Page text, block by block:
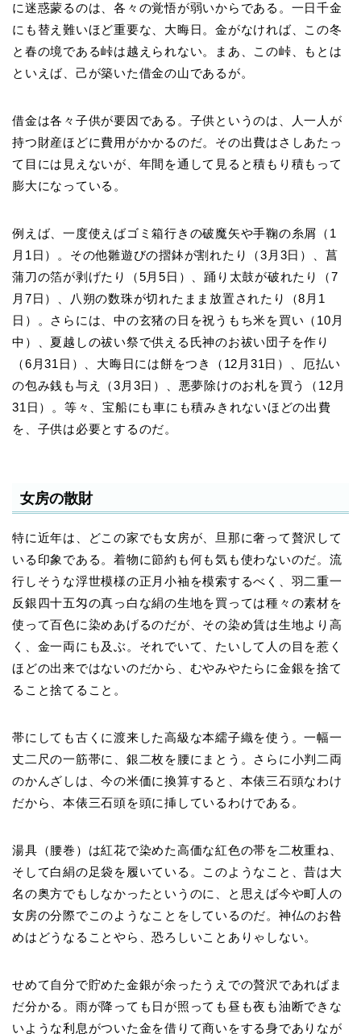
に迷惑蒙るのは、各々の覚悟が弱いからである。一日千金
にも替え難いほど重要な、大晦日。金がなければ、この冬
と春の境である峠は越えられない。まあ、この峠、もとは
といえば、己が築いた借金の山であるが。
借金は各々子供が要因である。子供というのは、人一人が
持つ財産ほどに費用がかかるのだ。その出費はさしあたっ
て目には見えないが、年間を通して見ると積もり積もって
膨大になっている。
例えば、一度使えばゴミ箱行きの破魔矢や手鞠の糸屑（1
月1日）。その他雛遊びの摺鉢が割れたり（3月3日）、菖
蒲刀の箔が剥げたり（5月5日）、踊り太鼓が破れたり（7
月7日）、八朔の数珠が切れたまま放置されたり（8月1
日）。さらには、中の玄猪の日を祝うもち米を買い（10月
中）、夏越しの祓い祭で供える氏神のお祓い団子を作り
（6月31日）、大晦日には餅をつき（12月31日）、厄払い
の包み銭も与え（3月3日）、悪夢除けのお札を買う（12月
31日）。等々、宝船にも車にも積みきれないほどの出費
を、子供は必要とするのだ。
女房の散財
特に近年は、どこの家でも女房が、旦那に奢って贅沢して
いる印象である。着物に節約も何も気も使わないのだ。流
行しそうな浮世模様の正月小袖を模索するべく、羽二重一
反銀四十五匁の真っ白な絹の生地を買っては種々の素材を
使って百色に染めあげるのだが、その染め賃は生地より高
く、金一両にも及ぶ。それでいて、たいして人の目を惹く
ほどの出来ではないのだから、むやみやたらに金銀を捨て
ること捨てること。
帯にしても古くに渡来した高級な本繻子織を使う。一幅一
丈二尺の一筋帯に、銀二枚を腰にまとう。さらに小判二両
のかんざしは、今の米価に換算すると、本俵三石頭なわけ
だから、本俵三石頭を頭に挿しているわけである。
湯具（腰巻）は紅花で染めた高価な紅色の帯を二枚重ね、
そして白絹の足袋を履いている。このようなこと、昔は大
名の奥方でもしなかったというのに、と思えば今や町人の
女房の分際でこのようなことをしているのだ。神仏のお咎
めはどうなることやら、恐ろしいことありゃしない。
せめて自分で貯めた金銀が余ったうえでの贅沢であればま
だ分かる。雨が降っても日が照っても昼も夜も油断できな
いような利息がついた金を借りて商いをする身でありなが